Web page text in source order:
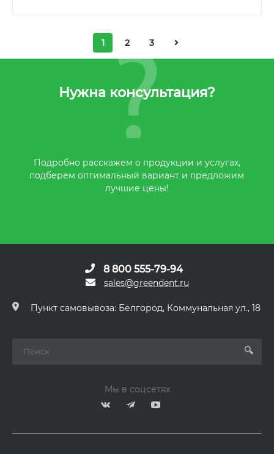
1 2 3
Нужна консультация?
Подробно расскажем о продукции и услугах,
подберем оптимальный вариант и предложим
лучшие цены!
8 800 555-79-94
sales@greendent.ru
Пункт самовывоза: Белгород, Коммунальная ул., 18
Мы в соцсетях